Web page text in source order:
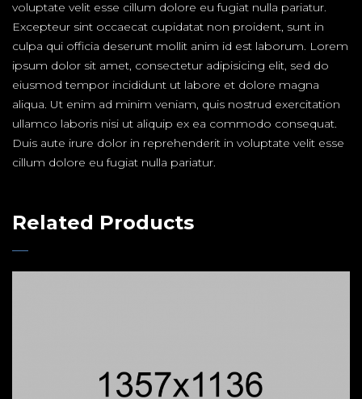
voluptate velit esse cillum dolore eu fugiat nulla pariatur.
Excepteur sint occaecat cupidatat non proident, sunt in
culpa qui officia deserunt mollit anim id est laborum. Lorem
ipsum dolor sit amet, consectetur adipisicing elit, sed do
eiusmod tempor incididunt ut labore et dolore magna
aliqua. Ut enim ad minim veniam, quis nostrud exercitation
ullamco laboris nisi ut aliquip ex ea commodo consequat.
Duis aute irure dolor in reprehenderit in voluptate velit esse
cillum dolore eu fugiat nulla pariatur.
Related Products